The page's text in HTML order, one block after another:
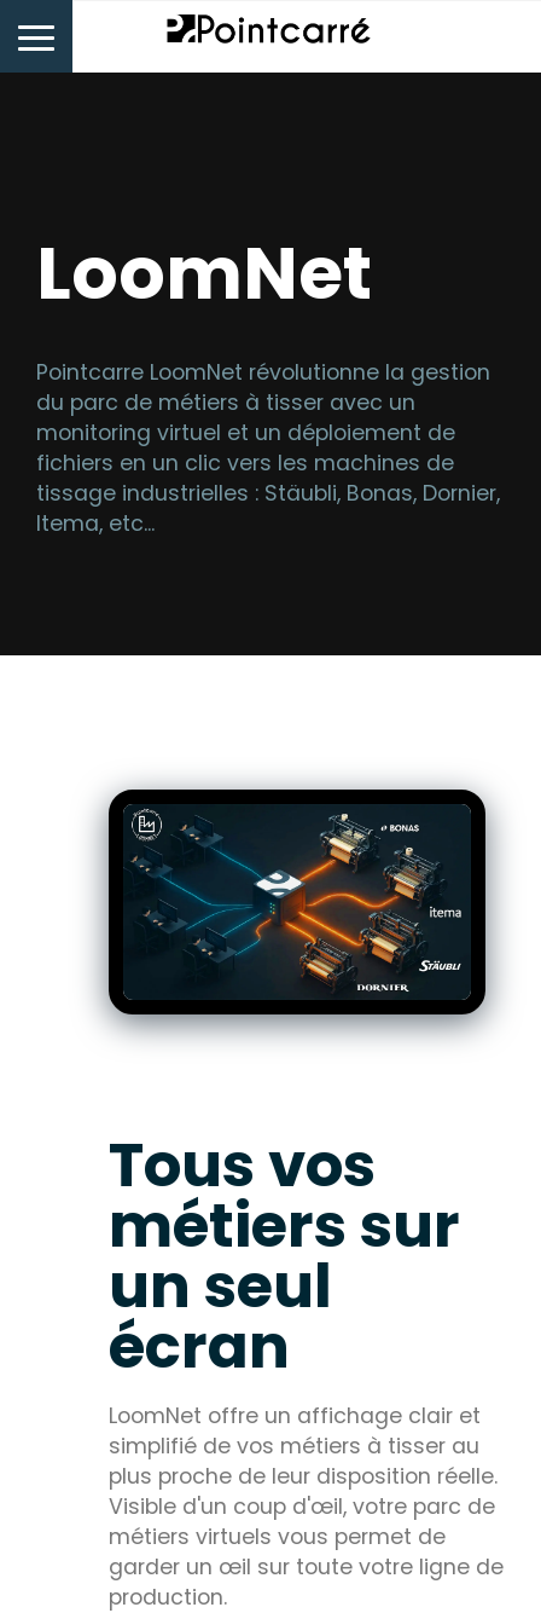
LoomNet
Pointcarre LoomNet révolutionne la gestion
du parc de métiers à tisser avec un
monitoring virtuel et un déploiement de
fichiers en un clic vers les machines de
tissage industrielles : Stäubli, Bonas, Dornier,
Itema, etc...
Tous vos
métiers sur
un seul
écran
LoomNet offre un affichage clair et
simplifié de vos métiers à tisser au
plus proche de leur disposition réelle.
Visible d'un coup d'œil, votre parc de
métiers virtuels vous permet de
garder un œil sur toute votre ligne de
production.